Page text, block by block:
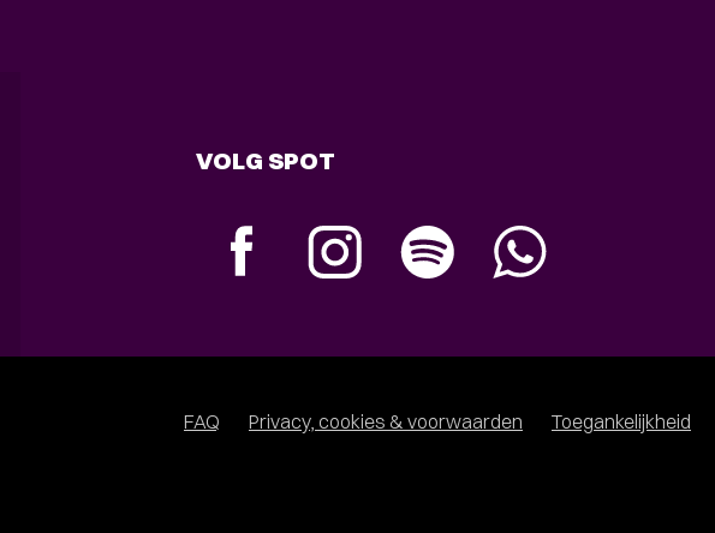
VOLG SPOT
FAQ Privacy, cookies & voorwaarden Toegankelijkheid